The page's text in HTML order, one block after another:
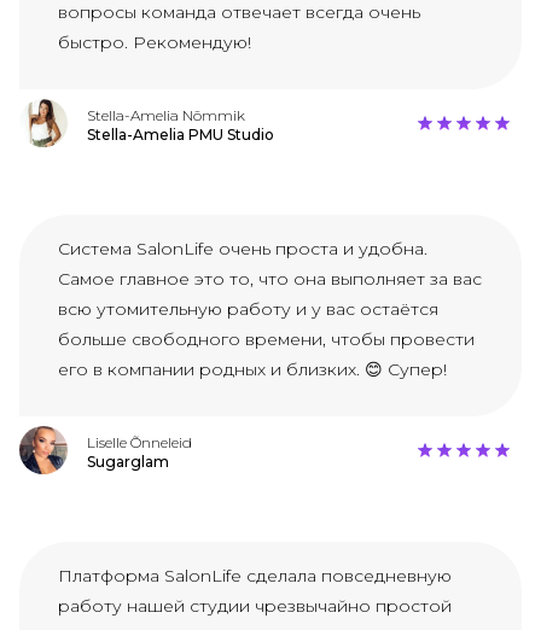
вопросы команда отвечает всегда очень
быстро. Рекомендую!
Stella-Amelia Nõmmik
Stella-Amelia PMU Studio
Система SalonLife очень проста и удобна.
Самое главное это то, что она выполняет за вас
всю утомительную работу и у вас остаётся
больше свободного времени, чтобы провести
его в компании родных и близких. 😊 Супер!
Liselle Õnneleid
Sugarglam
Платформа SalonLife сделала повседневную
работу нашей студии чрезвычайно простой